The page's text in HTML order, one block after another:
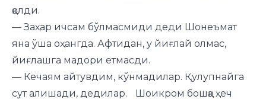
қолди.
— Заҳар ичсам бўлмасмиди деди Шонеъмат
яна ўша оҳангда. Афтидан, у йиғлай олмас,
йиғлашга мадори етмасди.
— Кечаям айтувдим, кўнмадилар. Қулупнайга
сут алишади, дедилар. Шоикром бошқа ҳеч